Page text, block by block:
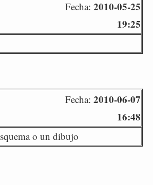
Fecha: 2010-05-25
19:25
Fecha: 2010-06-07
16:48
o un dibujo